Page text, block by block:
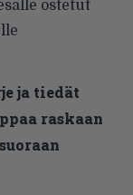
ostetut
ja tiedät
raskaan